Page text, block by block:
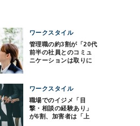
ワークスタイル
管理職の約3割が「20代
前半の社員とのコミュ
ニケーションは取りに
ワークスタイル
職場でのイジメ「目
撃・相談の経験あり」
が6割、加害者は「上